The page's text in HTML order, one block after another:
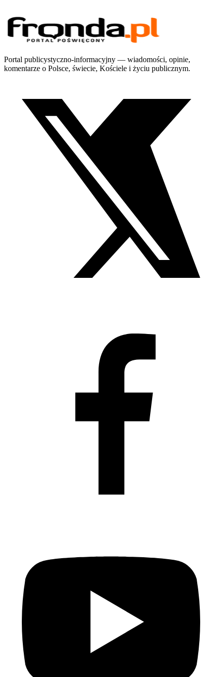
Portal publicystyczno-informacyjny — wiadomości, opinie,
komentarze o Polsce, świecie, Kościele i życiu publicznym.